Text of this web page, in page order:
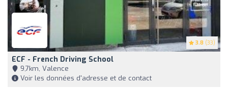
3.8 (33)
ECF - French Driving School
9,7km, Valence
Voir les données d'adresse et de contact